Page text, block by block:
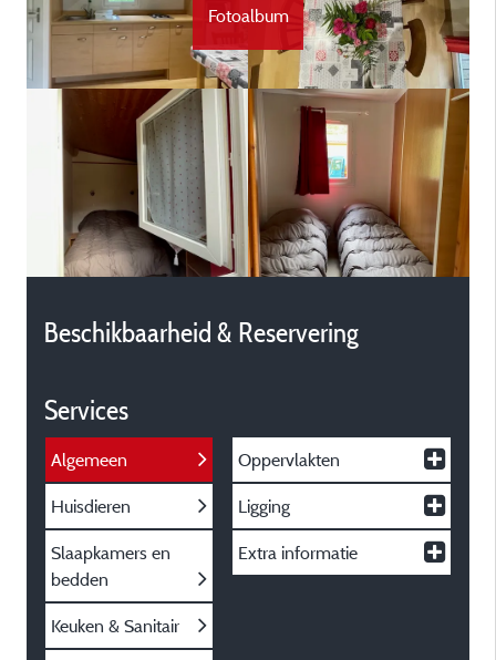
Fotoalbum
Beschikbaarheid & Reservering
Services
Algemeen
Huisdieren
Slaapkamers en
bedden
Keuken & Sanitair
Oppervlakten
Ligging
Extra informatie